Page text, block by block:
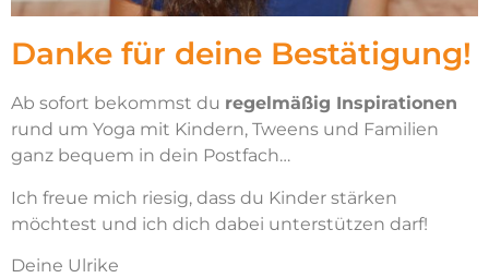
Danke für deine Bestätigung!
Ab sofort bekommst du regelmäßig Inspirationen
rund um Yoga mit Kindern, Tweens und Familien
ganz bequem in dein Postfach…
Ich freue mich riesig, dass du Kinder stärken
möchtest und ich dich dabei unterstützen darf!
Deine Ulrike